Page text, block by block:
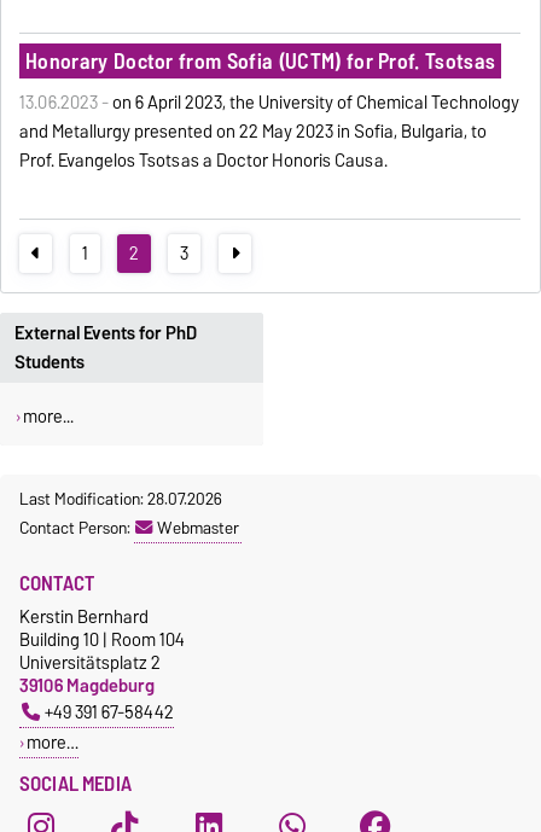
Honorary Doctor from Sofia (UCTM) for Prof. Tsotsas
13.06.2023 -on 6 April 2023, the University of Chemical Technology
and Metallurgy presented on 22 May 2023 in Sofia, Bulgaria, to
Prof. Evangelos Tsotsas a Doctor Honoris Causa.
1 2 3
External Events for PhD
Students
more...
Last Modification: 28.07.2026
Contact Person:
Webmaster
SOCIAL MEDIA
CONTACT
Kerstin Bernhard
Building 10 | Room 104
Universitätsplatz 2
39106 Magdeburg
+49 391 67-58442
more…